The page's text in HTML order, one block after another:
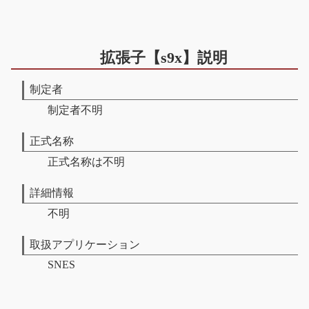
拡張子【s9x】説明
制定者
制定者不明
正式名称
正式名称は不明
詳細情報
不明
取扱アプリケーション
SNES